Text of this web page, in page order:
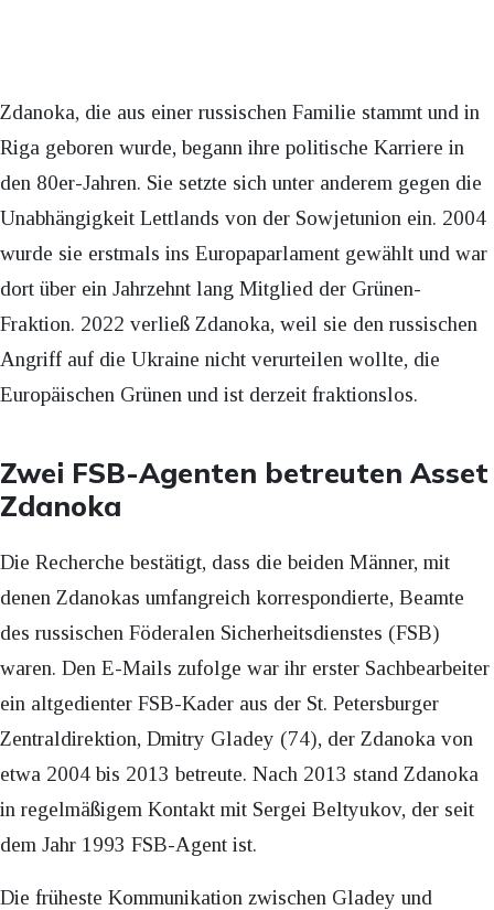
Zdanoka, die aus einer russischen Familie stammt und in
Riga geboren wurde, begann ihre politische Karriere in
den 80er-Jahren. Sie setzte sich unter anderem gegen die
Unabhängigkeit Lettlands von der Sowjetunion ein. 2004
wurde sie erstmals ins Europaparlament gewählt und war
dort über ein Jahrzehnt lang Mitglied der Grünen-
Fraktion. 2022 verließ Zdanoka, weil sie den russischen
Angriff auf die Ukraine nicht verurteilen wollte, die
Europäischen Grünen und ist derzeit fraktionslos.
Zwei FSB-Agenten betreuten Asset
Zdanoka
Die Recherche bestätigt, dass die beiden Männer, mit
denen Zdanokas umfangreich korrespondierte, Beamte
des russischen Föderalen Sicherheitsdienstes (FSB)
waren. Den E-Mails zufolge war ihr erster Sachbearbeiter
ein altgedienter FSB-Kader aus der St. Petersburger
Zentraldirektion, Dmitry Gladey (74), der Zdanoka von
etwa 2004 bis 2013 betreute. Nach 2013 stand Zdanoka
in regelmäßigem Kontakt mit Sergei Beltyukov, der seit
dem Jahr 1993 FSB-Agent ist.
Die früheste Kommunikation zwischen Gladey und